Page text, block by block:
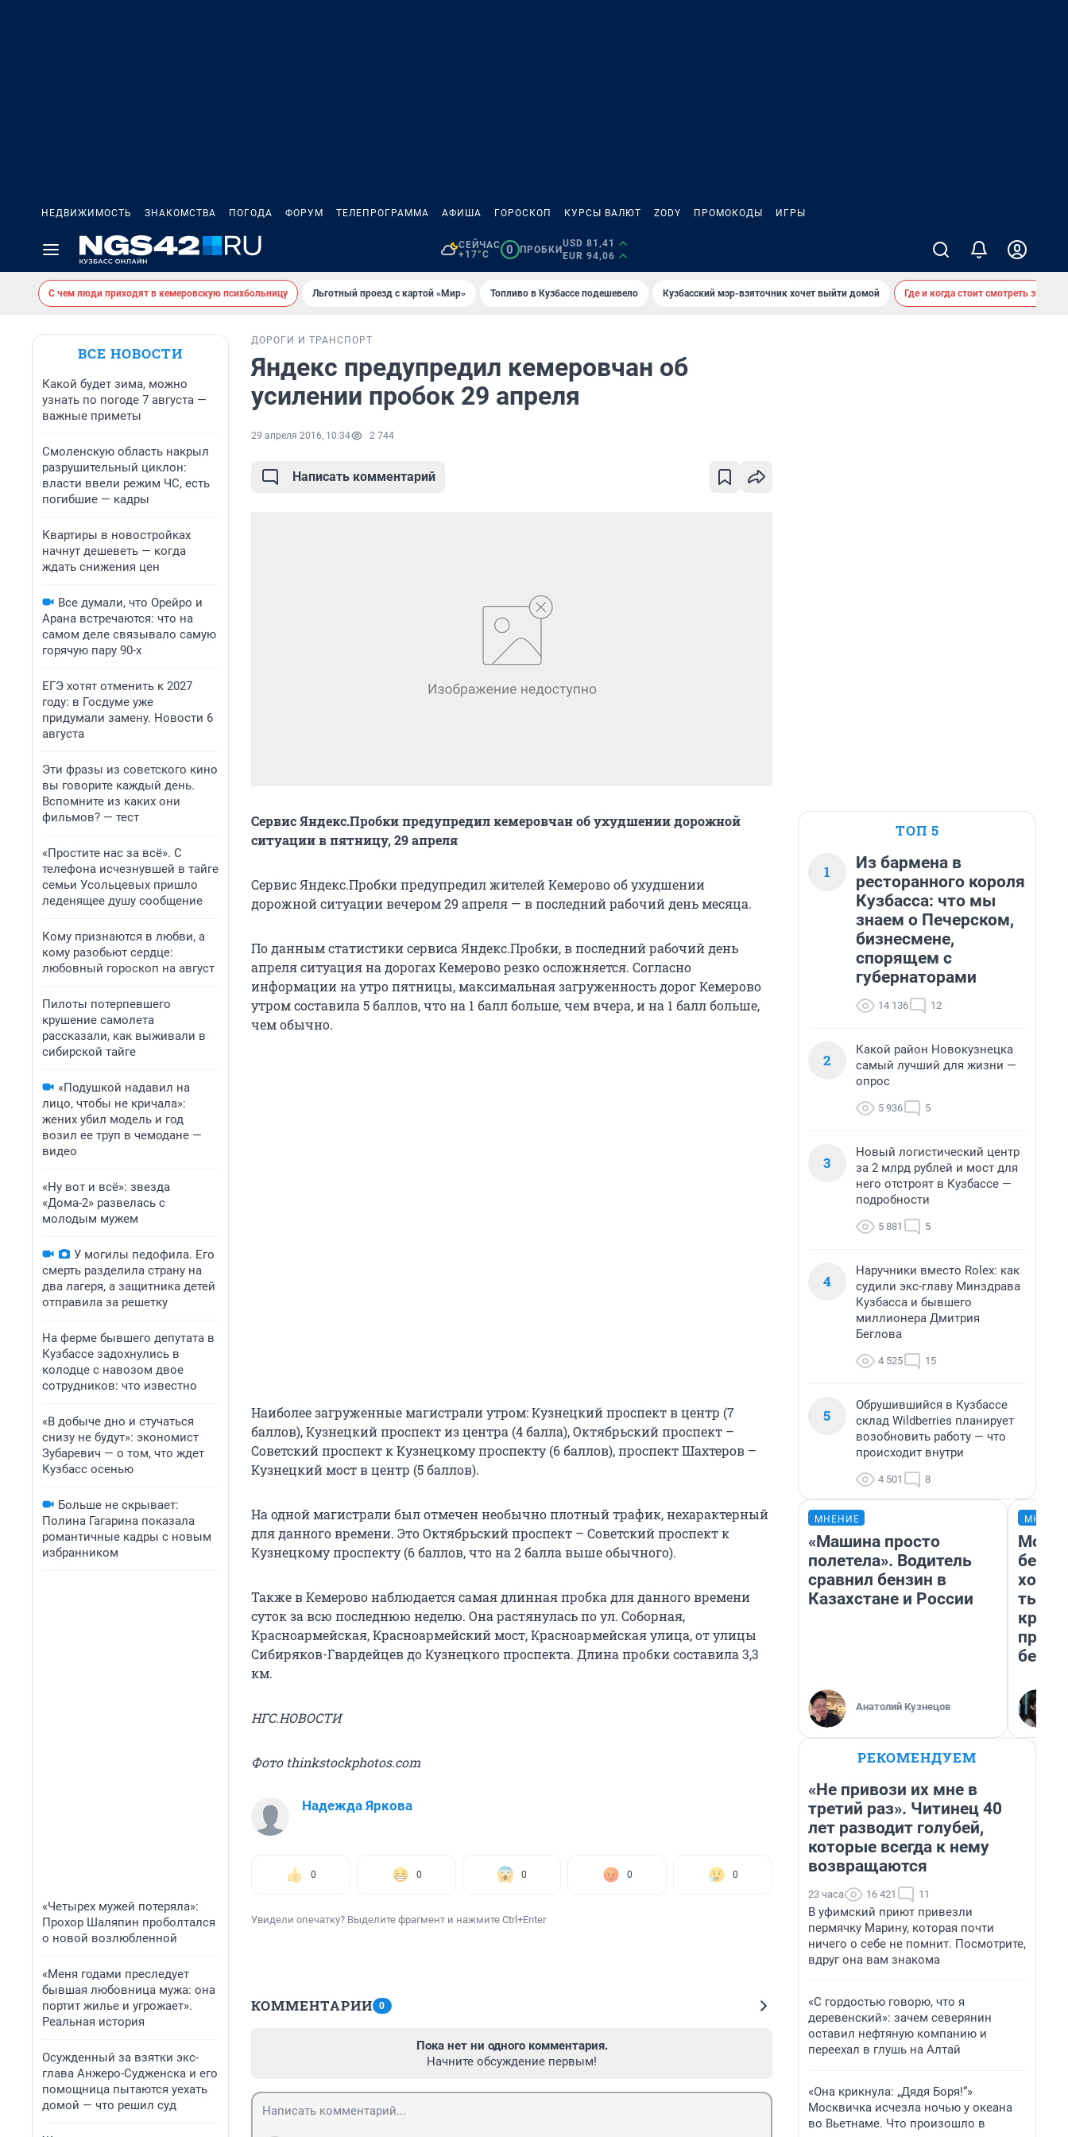
НЕДВИЖИМОСТЬ ЗНАКОМСТВА ПОГОДА ФОРУМ ТЕЛЕПРОГРАММА АФИША ГОРОСКОП КУРСЫ ВАЛЮТ ZODY ПРОМОКОДЫ ИГРЫ
СЕЙЧАС
+17°C
0 ПРОБКИ
USD 81,41
EUR 94,06
С чем люди приходят в кемеровскую психбольницу Льготный проезд с картой «Мир» Топливо в Кузбассе подешевело Кузбасский мэр-взяточник хочет выйти домой Где и когда стоит смотреть
ВСЕ НОВОСТИ
Какой будет зима, можно
узнать по погоде 7 августа —
важные приметы
Смоленскую область накрыл
разрушительный циклон:
власти ввели режим ЧС, есть
погибшие — кадры
Квартиры в новостройках
начнут дешеветь — когда
ждать снижения цен
Все думали, что Орейро и
Арана встречаются: что на
самом деле связывало самую
горячую пару 90-х
ЕГЭ хотят отменить к 2027
году: в Госдуме уже
придумали замену. Новости 6
августа
Эти фразы из советского кино
вы говорите каждый день.
Вспомните из каких они
фильмов? — тест
«Простите нас за всё». С
телефона исчезнувшей в тайге
семьи Усольцевых пришло
леденящее душу сообщение
Кому признаются в любви, а
кому разобьют сердце:
любовный гороскоп на август
Пилоты потерпевшего
крушение самолета
рассказали, как выживали в
сибирской тайге
«Подушкой надавил на
лицо, чтобы не кричала»:
жених убил модель и год
возил ее труп в чемодане —
видео
«Ну вот и всё»: звезда
«Дома-2» развелась с
молодым мужем
У могилы педофила. Его
смерть разделила страну на
два лагеря, а защитника детей
отправила за решетку
На ферме бывшего депутата в
Кузбассе задохнулись в
колодце с навозом двое
сотрудников: что известно
«В добыче дно и стучаться
снизу не будут»: экономист
Зубаревич — о том, что ждет
Кузбасс осенью
Больше не скрывает:
Полина Гагарина показала
романтичные кадры с новым
избранником
«Четырех мужей потеряла»:
Прохор Шаляпин проболтался
о новой возлюбленной
«Меня годами преследует
бывшая любовница мужа: она
портит жилье и угрожает».
Реальная история
Осужденный за взятки экс-
глава Анжеро-Судженска и его
помощница пытаются уехать
домой — что решил суд
ДОРОГИ И ТРАНСПОРТ
Яндекс предупредил кемеровчан об
усилении пробок 29 апреля
29 апреля 2016, 10:34 2 744
Написать комментарий
Сервис Яндекс.Пробки предупредил кемеровчан об ухудшении дорожной
ситуации в пятницу, 29 апреля
Сервис Яндекс.Пробки предупредил жителей Кемерово об ухудшении
дорожной ситуации вечером 29 апреля — в последний рабочий день месяца.
По данным статистики сервиса Яндекс.Пробки, в последний рабочий день
апреля ситуация на дорогах Кемерово резко осложняется. Согласно
информации на утро пятницы, максимальная загруженность дорог Кемерово
утром составила 5 баллов, что на 1 балл больше, чем вчера, и на 1 балл больше,
чем обычно.
Наиболее загруженные магистрали утром: Кузнецкий проспект в центр (7
баллов), Кузнецкий проспект из центра (4 балла), Октябрьский проспект –
Советский проспект к Кузнецкому проспекту (6 баллов), проспект Шахтеров –
Кузнецкий мост в центр (5 баллов).
На одной магистрали был отмечен необычно плотный трафик, нехарактерный
для данного времени. Это Октябрьский проспект – Советский проспект к
Кузнецкому проспекту (6 баллов, что на 2 балла выше обычного).
Также в Кемерово наблюдается самая длинная пробка для данного времени
суток за всю последнюю неделю. Она растянулась по ул. Соборная,
Красноармейская, Красноармейский мост, Красноармейская улица, от улицы
Сибиряков-Гвардейцев до Кузнецкого проспекта. Длина пробки составила 3,3
км.
НГС.НОВОСТИ
Фото thinkstockphotos.com
Надежда Яркова
0 0 0 0 0
Увидели опечатку? Выделите фрагмент и нажмите Ctrl+Enter
КОММЕНТАРИИ 0
Пока нет ни одного комментария.
Начните обсуждение первым!
ТОП 5
1
Из бармена в
ресторанного короля
Кузбасса: что мы
знаем о Печерском,
бизнесмене,
спорящем с
губернаторами
14 136 12
2
Какой район Новокузнецка
самый лучший для жизни —
опрос
5 936 5
3
Новый логистический центр
за 2 млрд рублей и мост для
него отстроят в Кузбассе —
подробности
5 881 5
4
Наручники вместо Rolex: как
судили экс-главу Минздрава
Кузбасса и бывшего
миллионера Дмитрия
Беглова
4 525 15
5
Обрушившийся в Кузбассе
склад Wildberries планирует
возобновить работу — что
происходит внутри
4 501 8
МНЕНИЕ
«Машина просто
полетела». Водитель
сравнил бензин в
Казахстане и России
Анатолий Кузнецов
Мой
РЕКОМЕНДУЕМ
«Не привози их мне в
третий раз». Читинец 40
лет разводит голубей,
которые всегда к нему
возвращаются
23 часа 16 421 11
В уфимский приют привезли
пермячку Марину, которая почти
ничего о себе не помнит. Посмотрите,
вдруг она вам знакома
«С гордостью говорю, что я
деревенский»: зачем северянин
оставил нефтяную компанию и
переехал в глушь на Алтай
«Она крикнула: „Дядя Боря!“»
Москвичка исчезла ночью у океана
во Вьетнаме. Что произошло в